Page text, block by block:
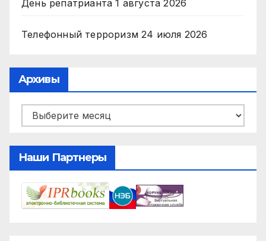
День репатрианта 1 августа 2026
Телефонный терроризм 24 июля 2026
Архивы
Архивы
Наши Партнеры